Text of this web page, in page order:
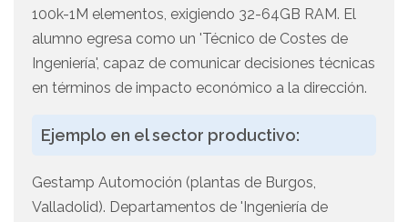
100k-1M elementos, exigiendo 32-64GB RAM. El
alumno egresa como un 'Técnico de Costes de
Ingeniería', capaz de comunicar decisiones técnicas
en términos de impacto económico a la dirección.
Ejemplo en el sector productivo:
Gestamp Automoción (plantas de Burgos,
Valladolid). Departamentos de 'Ingeniería de